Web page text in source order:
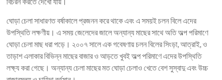
ঘোড়া চেলা সাধারণত বর্ষাকালে প্রজনন করে থাকে এবং এ সময়ই চলন বিলে এদের
উপস্থিতি লক্ষণীয়। এ সময় জেলেদের জালে অন্যান্য মাছের সাথে অতি অল্প পরিমাণে
ঘোড়া চেলা মাছ ধরা পড়ে। ২০০৭ সালে এক গবেষণায় চলন বিলের সিংড়া, আত্রাই, ও
তাড়াশ এলাকার বিভিন্ন মাছের বাজার ও আড়তে খুবই অল্প পরিমাণে এদের উপস্থিতি
লক্ষ্য করা গেছে। অন্যান্য চেলা মাছের মত ঘোড়া চেলাও খেতে বেশ সুস্বাদু এবং উচ্চ